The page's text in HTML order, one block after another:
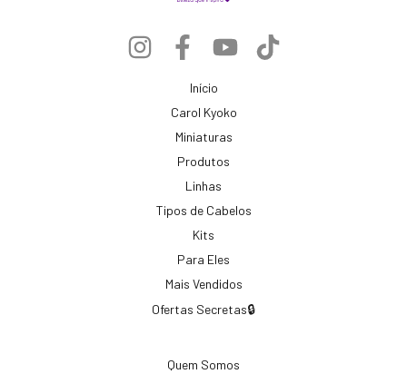
Início
Carol Kyoko
Miniaturas
Produtos
Linhas
Tipos de Cabelos
Kits
Para Eles
Mais Vendidos
Ofertas Secretas🔒
Quem Somos